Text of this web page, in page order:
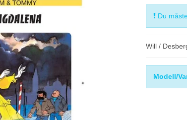
Du
Will /
Modell/